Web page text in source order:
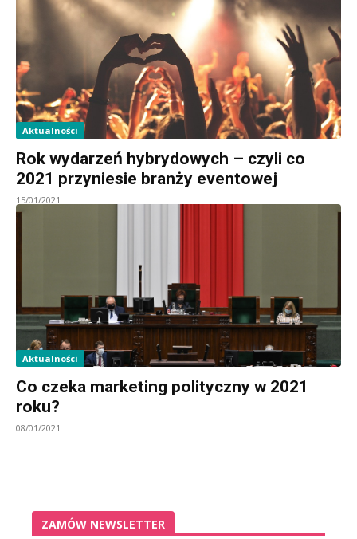
Aktualności
Rok wydarzeń hybrydowych – czyli co
2021 przyniesie branży eventowej
15/01/2021
Aktualności
Co czeka marketing polityczny w 2021
roku?
08/01/2021
ZAMÓW NEWSLETTER